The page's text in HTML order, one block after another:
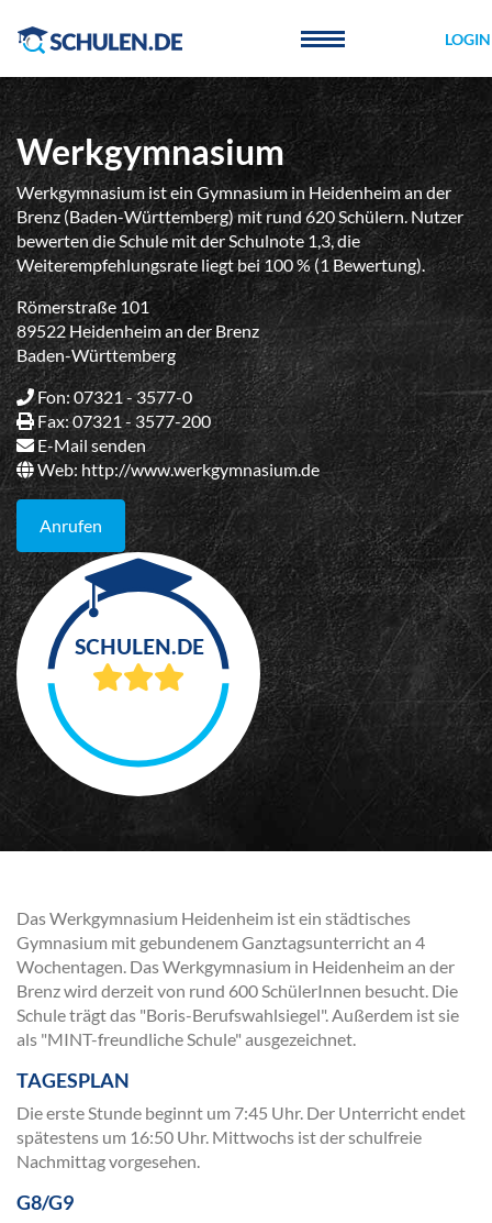
LOGIN
Werkgymnasium
Werkgymnasium ist ein Gymnasium in Heidenheim an der
Brenz (Baden-Württemberg) mit rund 620 Schülern. Nutzer
bewerten die Schule mit der Schulnote 1,3, die
Weiterempfehlungsrate liegt bei 100 % (1 Bewertung).
Römerstraße 101
89522 Heidenheim an der Brenz
Baden-Württemberg
Fon: 07321 - 3577-0
Fax: 07321 - 3577-200
E-Mail senden
Web: http://www.werkgymnasium.de
Anrufen
Das Werkgymnasium Heidenheim ist ein städtisches
Gymnasium mit gebundenem Ganztagsunterricht an 4
Wochentagen. Das Werkgymnasium in Heidenheim an der
Brenz wird derzeit von rund 600 SchülerInnen besucht. Die
Schule trägt das "Boris-Berufswahlsiegel". Außerdem ist sie
als "MINT-freundliche Schule" ausgezeichnet.
TAGESPLAN
Die erste Stunde beginnt um 7:45 Uhr. Der Unterricht endet
spätestens um 16:50 Uhr. Mittwochs ist der schulfreie
Nachmittag vorgesehen.
G8/G9